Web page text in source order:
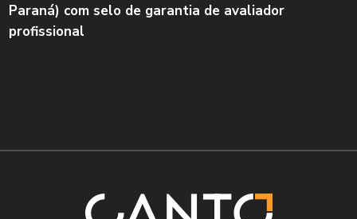
Paraná) com selo de garantia de avaliador
profissional